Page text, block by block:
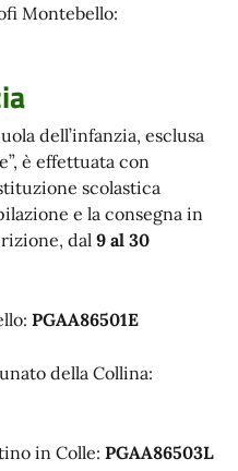
Montebello:
dell’infanzia, esclusa
è effettuata con
scolastica
e la consegna in
dal 9 al 30
PGAA86501E
della Collina:
in Colle: PGAA86503L